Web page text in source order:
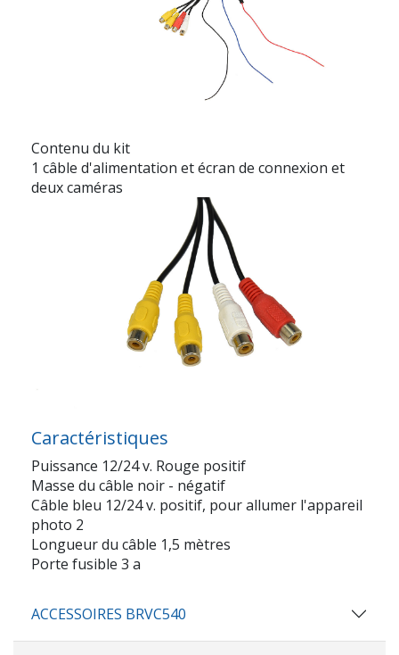
Contenu du kit
1 câble d'alimentation et écran de connexion et
deux caméras
Caractéristiques
Puissance 12/24 v. Rouge positif
Masse du câble noir - négatif
Câble bleu 12/24 v. positif, pour allumer l'appareil
photo 2
Longueur du câble 1,5 mètres
Porte fusible 3 a
ACCESSOIRES BRVC540